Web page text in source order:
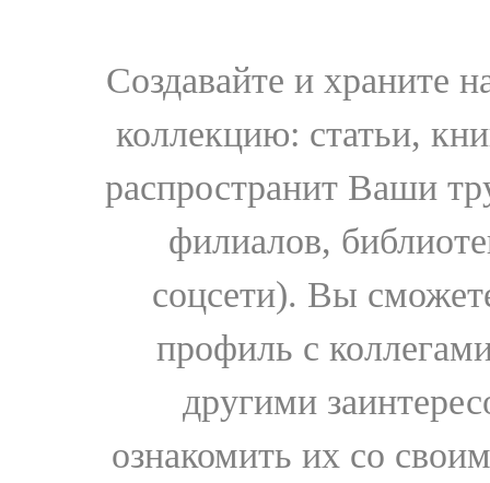
Создавайте и храните
коллекцию: статьи,
распространит Ваши
филиалов,
соцсети). Вы
профиль с
другими
ознакомить их со